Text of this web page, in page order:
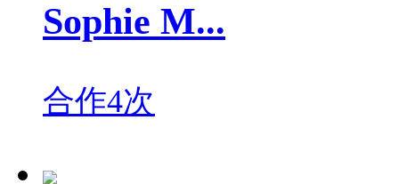
Sophie M...
合作4次